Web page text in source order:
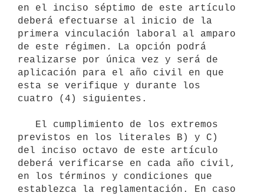
en el inciso séptimo de este artículo
deberá efectuarse al inicio de la
primera vinculación laboral al amparo
de este régimen. La opción podrá
realizarse por única vez y será de
aplicación para el año civil en que
esta se verifique y durante los
cuatro (4) siguientes.
previstos en los literales B) y C)
del inciso octavo de este artículo
deberá verificarse en cada año civil,
en los términos y condiciones que
establezca la reglamentación. En caso